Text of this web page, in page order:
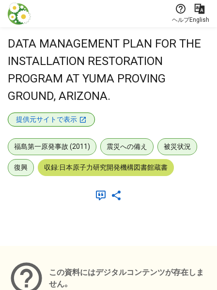
本文に飛ぶ
ヘルプEnglish
DATA MANAGEMENT PLAN FOR THE
INSTALLATION RESTORATION
PROGRAM AT YUMA PROVING
GROUND, ARIZONA.
提供元サイトで表示
福島第一原発事故 (2011) 震災への備え 被災状況
復興 収録:日本原子力研究開発機構図書館蔵書
この資料にはデジタルコンテンツが存在しま
せん。